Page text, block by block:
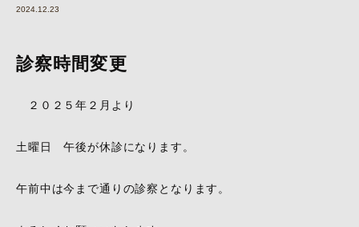
2024.12.23
診察時間変更
２０２５年２月より
土曜日 午後が休診になります。
午前中は今まで通りの診察となります。